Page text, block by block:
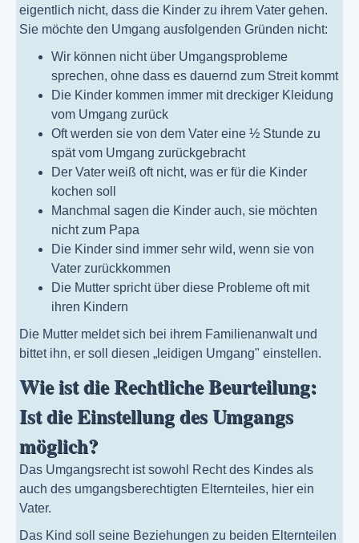
eigentlich nicht, dass die Kinder zu ihrem Vater gehen.
Sie möchte den Umgang ausfolgenden Gründen nicht:
Wir können nicht über Umgangsprobleme
sprechen, ohne dass es dauernd zum Streit kommt
Die Kinder kommen immer mit dreckiger Kleidung
vom Umgang zurück
Oft werden sie von dem Vater eine ½ Stunde zu
spät vom Umgang zurückgebracht
Der Vater weiß oft nicht, was er für die Kinder
kochen soll
Manchmal sagen die Kinder auch, sie möchten
nicht zum Papa
Die Kinder sind immer sehr wild, wenn sie von
Vater zurückkommen
Die Mutter spricht über diese Probleme oft mit
ihren Kindern
Die Mutter meldet sich bei ihrem Familienanwalt und
bittet ihn, er soll diesen „leidigen Umgang" einstellen.
Wie ist die Rechtliche Beurteilung:
Ist die Einstellung des Umgangs
möglich?
Das Umgangsrecht ist sowohl Recht des Kindes als
auch des umgangsberechtigten Elternteiles, hier ein
Vater.
Das Kind soll seine Beziehungen zu beiden Elternteilen